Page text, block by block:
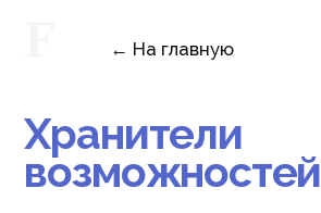
← На главную
Хранители
возможностей